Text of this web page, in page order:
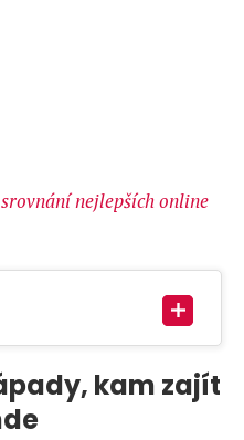
nejlepších online
kam zajít